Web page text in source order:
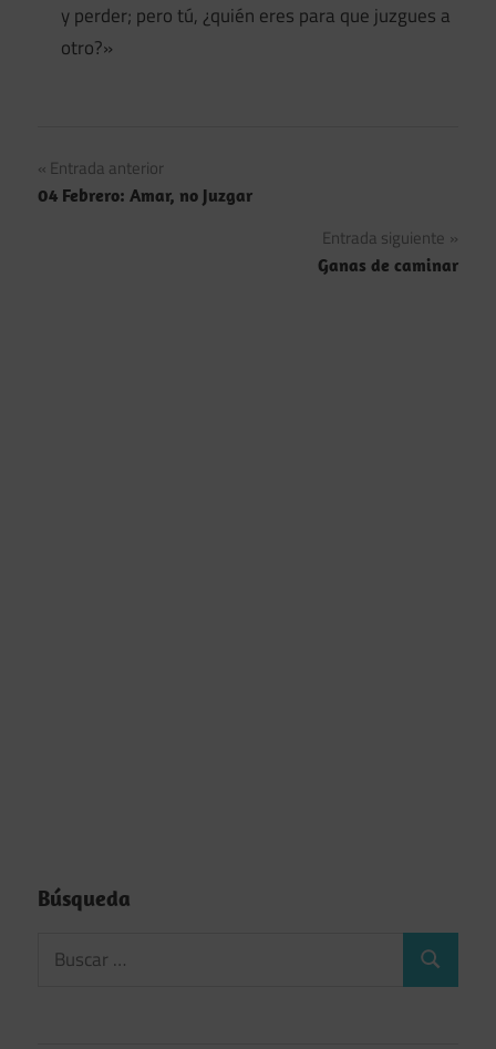
y perder; pero tú, ¿quién eres para que juzgues a
otro?»
Navegación
de
Entrada anterior
04 Febrero: Amar, no Juzgar
Entrada siguiente
Ganas de caminar
Búsqueda